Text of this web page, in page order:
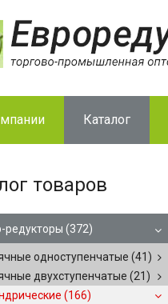
Каталог
товаров
редукторы (372)
одноступенчатые (41)
двухступенчатые (21)
(166)